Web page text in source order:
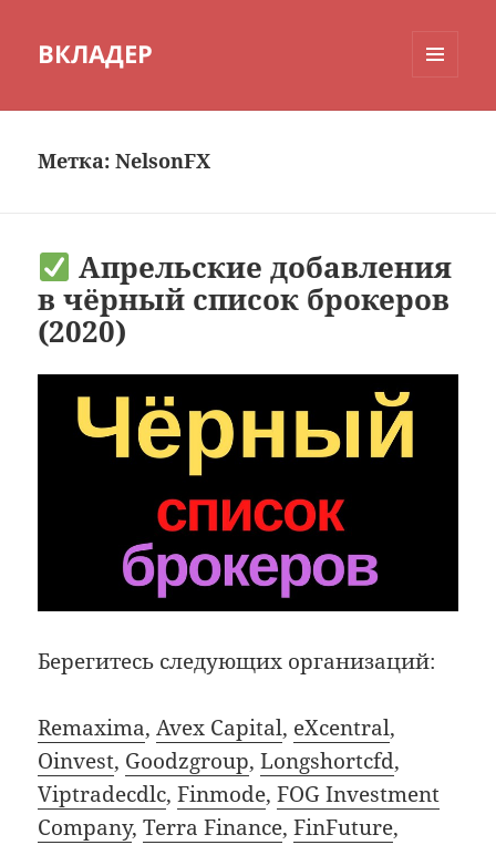
ВКЛАДЕР
Метка:NelsonFX
Апрельские добавления
в чёрный список брокеров
(2020)
Берегитесь следующих организаций:
Remaxima,Avex Capital, eXcentral,
Oinvest, Goodzgroup,Longshortcfd,
Viptradecdlc,Finmode,FOG Investment
Company,Terra Finance,FinFuture,